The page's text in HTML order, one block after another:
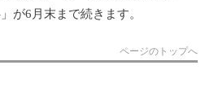
が6月末まで続きます。
ページのトップへ